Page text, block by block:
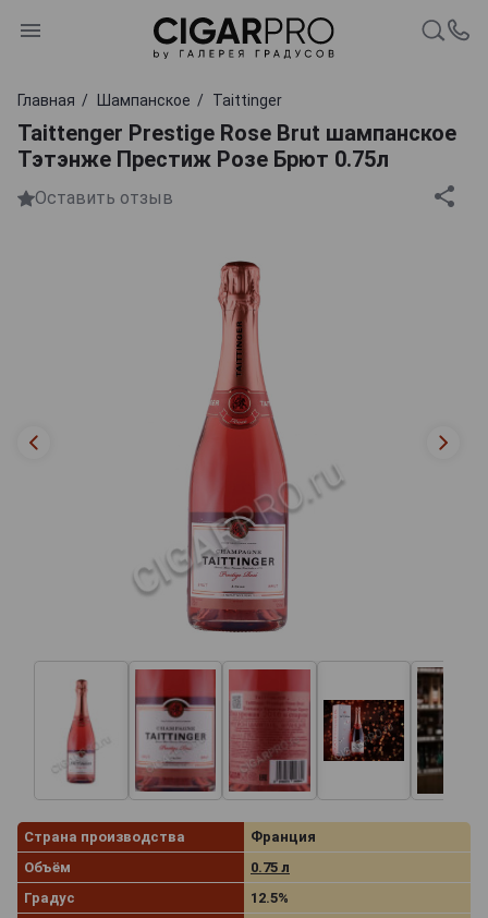
Главная Шампанское Taittinger
Taittenger Prestige Rose Brut шампанское
Тэтэнже Престиж Розе Брют 0.75л
Оставить отзыв
Страна производства
Франция
Объём
0.75 л
Градус
12.5%